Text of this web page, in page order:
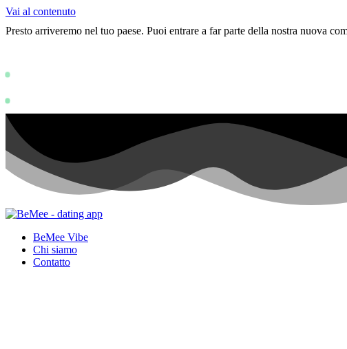
Vai al contenuto
Presto arriveremo nel tuo paese. Puoi entrare a far parte della nostra nuova
BeMee Vibe
Chi siamo
Contatto